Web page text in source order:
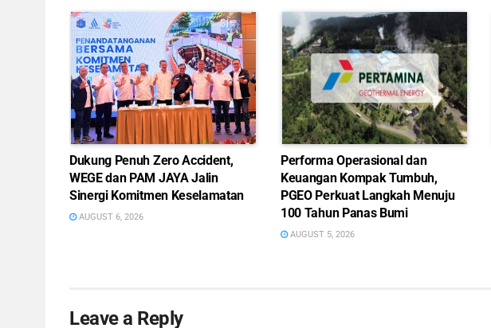
Dukung Penuh Zero Accident,
WEGE dan PAM JAYA Jalin
Sinergi Komitmen Keselamatan
AUGUST 6, 2026
Performa Operasional dan
Keuangan Kompak Tumbuh,
PGEO Perkuat Langkah Menuju
100 Tahun Panas Bumi
AUGUST 5, 2026
Leave a Reply